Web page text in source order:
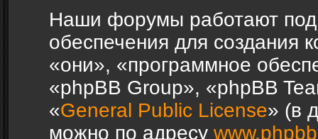
Наши форумы работают под
обеспечения для создания
«они», «программное
«phpBB Group», «phpBB
«General Public License» (в
можно по адресу